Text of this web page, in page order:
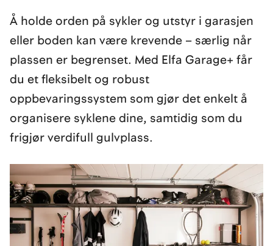
Å holde orden på sykler og utstyr i garasjen
eller boden kan være krevende – særlig når
plassen er begrenset. Med Elfa Garage+ får
du et fleksibelt og robust
oppbevaringssystem som gjør det enkelt å
organisere syklene dine, samtidig som du
frigjør verdifull gulvplass.